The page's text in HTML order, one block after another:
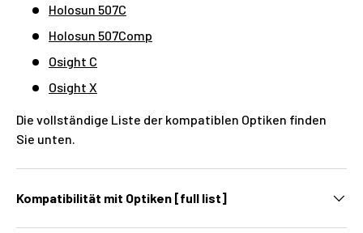
Holosun 507C
Holosun 507Comp
Osight C
Osight X
Die vollständige Liste der kompatiblen Optiken finden
Sie unten.
Kompatibilität mit Optiken [full list]